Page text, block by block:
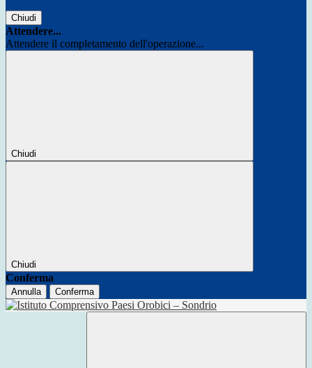
Chiudi
Attendere...
Attendere il completamento dell'operazione...
Chiudi
Chiudi
Conferma
Annulla Conferma